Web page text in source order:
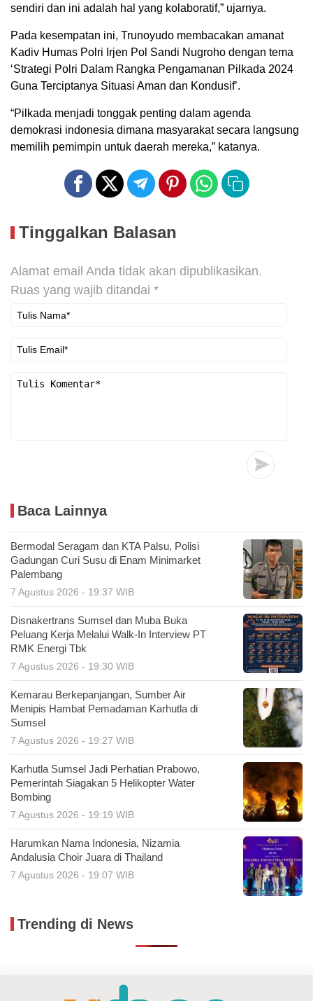
sendiri dan ini adalah hal yang kolaboratif,” ujarnya.
Pada kesempatan ini, Trunoyudo membacakan amanat
Kadiv Humas Polri Irjen Pol Sandi Nugroho dengan tema
‘Strategi Polri Dalam Rangka Pengamanan Pilkada 2024
Guna Terciptanya Situasi Aman dan Kondusif’.
“Pilkada menjadi tonggak penting dalam agenda
demokrasi indonesia dimana masyarakat secara langsung
memilih pemimpin untuk daerah mereka,” katanya.
Tinggalkan Balasan
Alamat email Anda tidak akan dipublikasikan.
Ruas yang wajib ditandai *
Baca Lainnya
Bermodal Seragam dan KTA Palsu, Polisi
Gadungan Curi Susu di Enam Minimarket
Palembang
7 Agustus 2026 - 19:37 WIB
Disnakertrans Sumsel dan Muba Buka
Peluang Kerja Melalui Walk-In Interview PT
RMK Energi Tbk
7 Agustus 2026 - 19:30 WIB
Kemarau Berkepanjangan, Sumber Air
Menipis Hambat Pemadaman Karhutla di
Sumsel
7 Agustus 2026 - 19:27 WIB
Karhutla Sumsel Jadi Perhatian Prabowo,
Pemerintah Siagakan 5 Helikopter Water
Bombing
7 Agustus 2026 - 19:19 WIB
Harumkan Nama Indonesia, Nizamia
Andalusia Choir Juara di Thailand
7 Agustus 2026 - 19:07 WIB
Trending di News